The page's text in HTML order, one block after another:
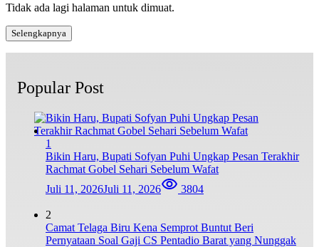
Tidak ada lagi halaman untuk dimuat.
Selengkapnya
Popular Post
1
Bikin Haru, Bupati Sofyan Puhi Ungkap Pesan Terakhir
Rachmat Gobel Sehari Sebelum Wafat
Juli 11, 2026Juli 11, 2026 3804
2
Camat Telaga Biru Kena Semprot Buntut Beri
Pernyataan Soal Gaji CS Pentadio Barat yang Nunggak